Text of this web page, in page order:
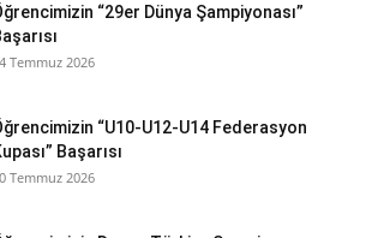
“29er Dünya Şampiyonası”
Temmuz 2026
“U10-U12-U14 Federasyon
Başarısı
Temmuz 2026